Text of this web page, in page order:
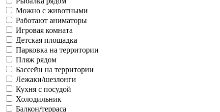
Можно с животными
Работают аниматоры
Игровая комната
Детская площадка
Парковка на территории
Пляж рядом
Бассейн на территории
Лежаки/шезлонги
Кухня с посудой
Холодильник
Балкон/терраса